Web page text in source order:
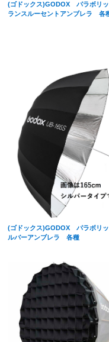
(ゴドックス)GODOX パラボリッ
ランスルーセントアンブレラ 各
(ゴドックス)GODOX パラボリ
ルバーアンブレラ 各種